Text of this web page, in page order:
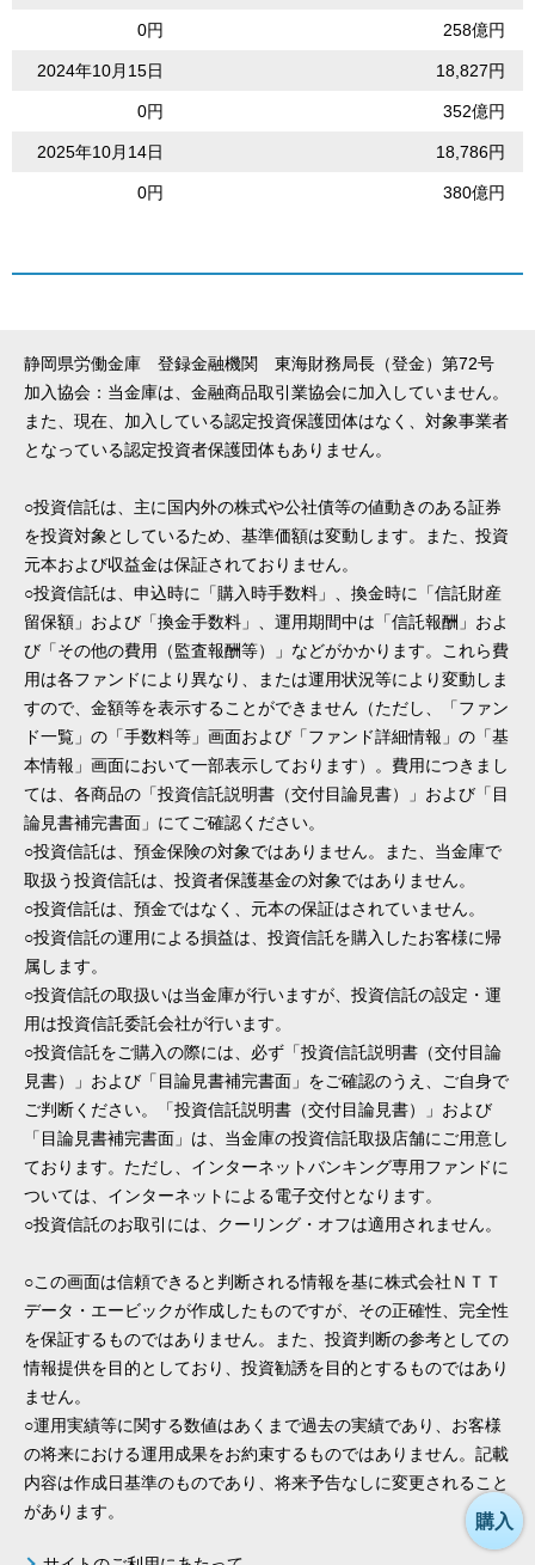
0円 258億円
2024年10月15日 18,827円
0円 352億円
2025年10月14日 18,786円
0円 380億円
静岡県労働金庫 登録金融機関 東海財務局長（登金）第72号
加入協会：当金庫は、金融商品取引業協会に加入していません。
また、現在、加入している認定投資保護団体はなく、対象事業者
となっている認定投資者保護団体もありません。
○投資信託は、主に国内外の株式や公社債等の値動きのある証券
を投資対象としているため、基準価額は変動します。また、投資
元本および収益金は保証されておりません。
○投資信託は、申込時に「購入時手数料」、換金時に「信託財産
留保額」および「換金手数料」、運用期間中は「信託報酬」およ
び「その他の費用（監査報酬等）」などがかかります。これら費
用は各ファンドにより異なり、または運用状況等により変動しま
すので、金額等を表示することができません（ただし、「ファン
ド一覧」の「手数料等」画面および「ファンド詳細情報」の「基
本情報」画面において一部表示しております）。費用につきまし
ては、各商品の「投資信託説明書（交付目論見書）」および「目
論見書補完書面」にてご確認ください。
○投資信託は、預金保険の対象ではありません。また、当金庫で
取扱う投資信託は、投資者保護基金の対象ではありません。
○投資信託は、預金ではなく、元本の保証はされていません。
○投資信託の運用による損益は、投資信託を購入したお客様に帰
属します。
○投資信託の取扱いは当金庫が行いますが、投資信託の設定・運
用は投資信託委託会社が行います。
○投資信託をご購入の際には、必ず「投資信託説明書（交付目論
見書）」および「目論見書補完書面」をご確認のうえ、ご自身で
ご判断ください。「投資信託説明書（交付目論見書）」および
「目論見書補完書面」は、当金庫の投資信託取扱店舗にご用意し
ております。ただし、インターネットバンキング専用ファンドに
ついては、インターネットによる電子交付となります。
○投資信託のお取引には、クーリング・オフは適用されません。
○この画面は信頼できると判断される情報を基に株式会社ＮＴＴ
データ・エービックが作成したものですが、その正確性、完全性
を保証するものではありません。また、投資判断の参考としての
情報提供を目的としており、投資勧誘を目的とするものではあり
ません。
○運用実績等に関する数値はあくまで過去の実績であり、お客様
の将来における運用成果をお約束するものではありません。記載
内容は作成日基準のものであり、将来予告なしに変更されること
があります。
購入